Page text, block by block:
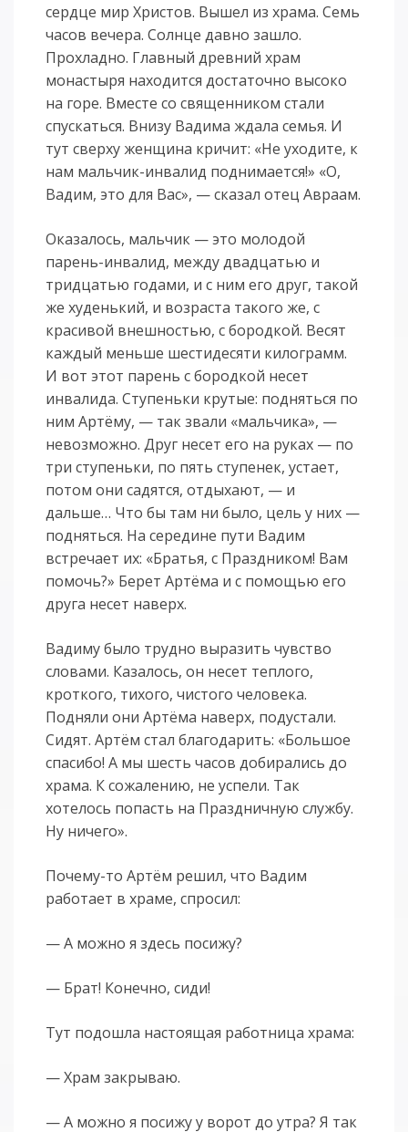
сердце мир Христов. Вышел из храма. Семь
часов вечера. Солнце давно зашло.
Прохладно. Главный древний храм
монастыря находится достаточно высоко
на горе. Вместе со священником стали
спускаться. Внизу Вадима ждала семья. И
тут сверху женщина кричит: «Не уходите, к
нам мальчик-инвалид поднимается!» «О,
Вадим, это для Вас», — сказал отец Авраам.
Оказалось, мальчик — это молодой
парень-инвалид, между двадцатью и
тридцатью годами, и с ним его друг, такой
же худенький, и возраста такого же, с
красивой внешностью, с бородкой. Весят
каждый меньше шестидесяти килограмм.
И вот этот парень с бородкой несет
инвалида. Ступеньки крутые: подняться по
ним Артёму, — так звали «мальчика», —
невозможно. Друг несет его на руках — по
три ступеньки, по пять ступенек, устает,
потом они садятся, отдыхают, — и
дальше… Что бы там ни было, цель у них —
подняться. На середине пути Вадим
встречает их: «Братья, с Праздником! Вам
помочь?» Берет Артёма и с помощью его
друга несет наверх.
Вадиму было трудно выразить чувство
словами. Казалось, он несет теплого,
кроткого, тихого, чистого человека.
Подняли они Артёма наверх, подустали.
Сидят. Артём стал благодарить: «Большое
спасибо! А мы шесть часов добирались до
храма. К сожалению, не успели. Так
хотелось попасть на Праздничную службу.
Ну ничего».
Почему-то Артём решил, что Вадим
работает в храме, спросил:
— А можно я здесь посижу?
— Брат! Конечно, сиди!
Тут подошла настоящая работница храма:
— Храм закрываю.
— А можно я посижу у ворот до утра? Я так